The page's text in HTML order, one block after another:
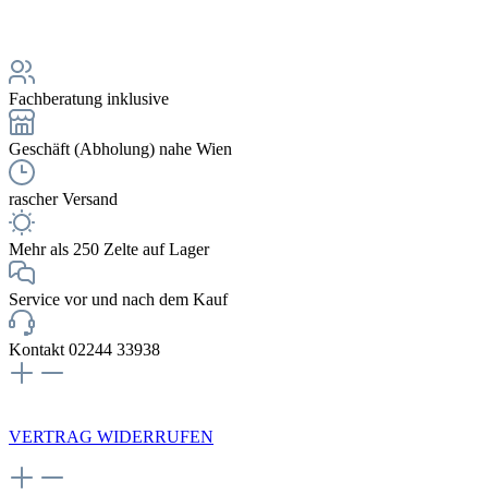
Fachberatung inklusive
Geschäft (Abholung) nahe Wien
rascher Versand
Mehr als 250 Zelte auf Lager
Service vor und nach dem Kauf
Kontakt 02244 33938
VERTRAG WIDERRUFEN